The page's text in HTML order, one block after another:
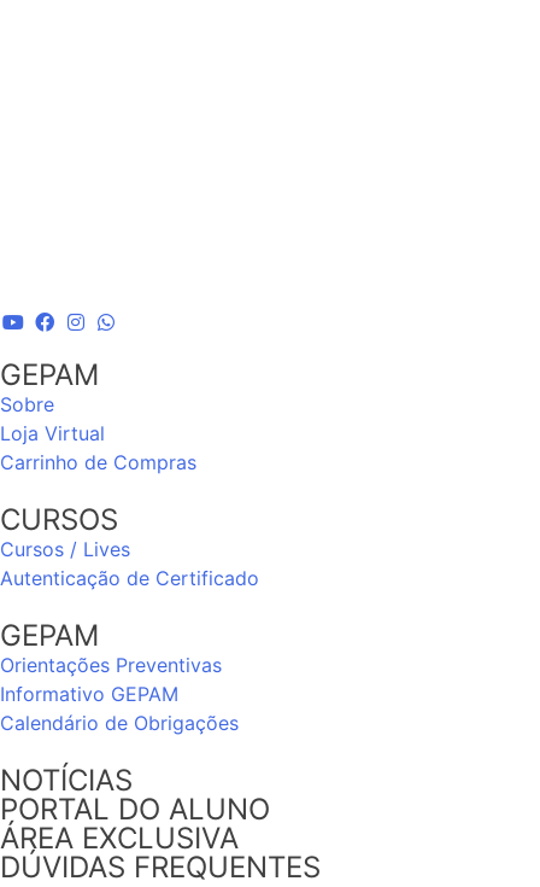
GEPAM
Sobre
Loja Virtual
Carrinho de Compras
CURSOS
Cursos / Lives
Autenticação de Certificado
GEPAM
Orientações Preventivas
Informativo GEPAM
Calendário de Obrigações
NOTÍCIAS
PORTAL DO ALUNO
ÁREA EXCLUSIVA
DÚVIDAS FREQUENTES